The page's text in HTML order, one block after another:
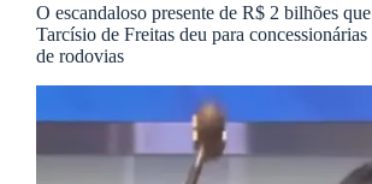
O escandaloso presente de R$ 2 bilhões que
Tarcísio de Freitas deu para concessionárias
de rodovias